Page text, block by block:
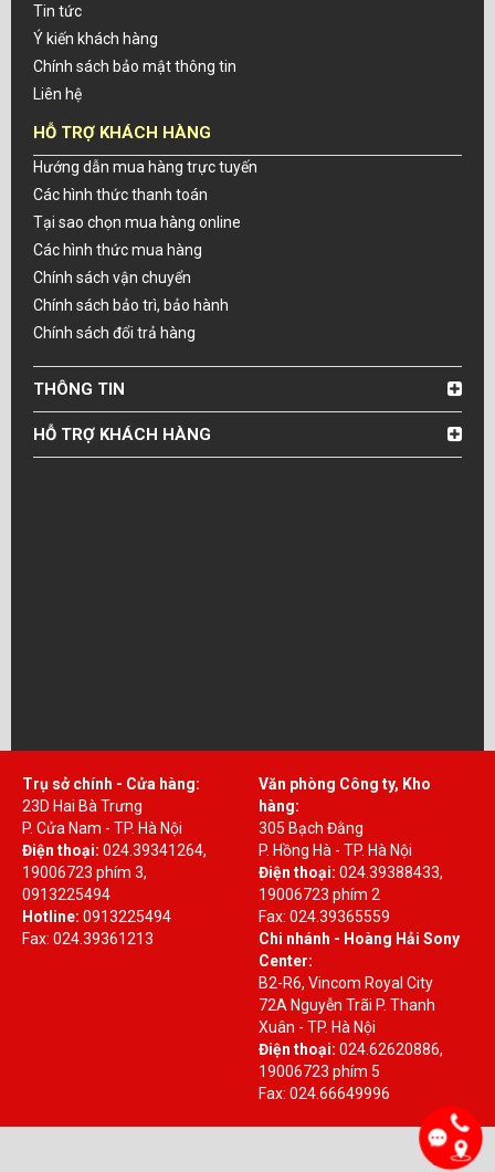
Tin tức
Ý kiến khách hàng
Chính sách bảo mật thông tin
Liên hệ
HỖ TRỢ KHÁCH HÀNG
Hướng dẫn mua hàng trực tuyến
Các hình thức thanh toán
Tại sao chọn mua hàng online
Các hình thức mua hàng
Chính sách vận chuyển
Chính sách bảo trì, bảo hành
Chính sách đổi trả hàng
THÔNG TIN
HỖ TRỢ KHÁCH HÀNG
Trụ sở chính - Cửa hàng:
23D Hai Bà Trưng
P. Cửa Nam - TP. Hà Nội
Điện thoại: 024.39341264,
19006723 phím 3,
0913225494
Hotline: 0913225494
Fax: 024.39361213
Văn phòng Công ty, Kho
hàng:
305 Bạch Đằng
P. Hồng Hà - TP. Hà Nội
Điện thoại: 024.39388433,
19006723 phím 2
Fax: 024.39365559
Chi nhánh - Hoàng Hải Sony
Center:
B2-R6, Vincom Royal City
72A Nguyễn Trãi P. Thanh
Xuân - TP. Hà Nội
Điện thoại: 024.62620886,
19006723 phím 5
Fax: 024.66649996